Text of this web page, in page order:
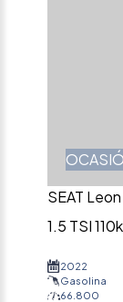
SEAT Leon
1.5 TSI
2022
Gasolina
66.800